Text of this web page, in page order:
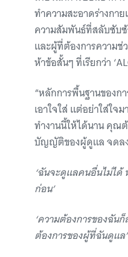
ทำความสะอาดร่างกา
ความสัมพันธ์ที่สลับซับ
และผู้ที่ต้องการความช่
ห้าข้อสั้นๆ ที่เรียกว่า
“หลักการพื้นฐานของก
เอาใจใส่ แต่อย่าใส่ใจ
ทำงานนี้ให้ได้นาน คุณ
บัญญัติของผู้ดูแล จดล
‘ฉันจะดูแลคนอื่นไม่ได้
ก่อน’
‘ความต้องการของฉัน
ต้องการของผู้ที่ฉันดูแล’